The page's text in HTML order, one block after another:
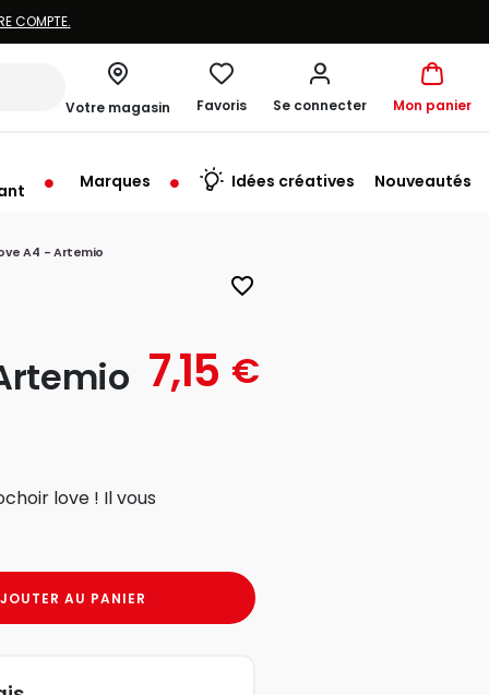
COMPTE.
Votre magasin
à 10:00
Favoris Se connecter Mon panier
Marques Idées créatives Nouveautés
A4 - Artemio
favorite_border
7,15 €
love ! Il vous
AU PANIER